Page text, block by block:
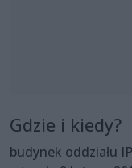
Gdzie i kiedy?
budynek oddziału